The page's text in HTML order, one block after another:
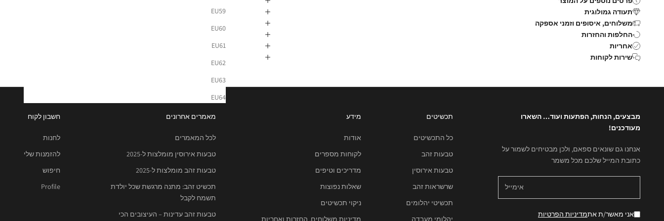
EU59
EU60
EU61
EU62
EU63
EU64
תעודה גמולוגית
משלוחים, איסופים וזמני אספקה
החלפות והחזרות
אחריות
שירות לקוחות
מבצעים, הנחות, הפתעות ועוד… השארו
מעודכנים!
אנחנו גם שונאים ספאם, ולכן מבטיחים לשמור על
כתובת המייל שלכם מכל משמר
אני מאשר/ת אתמדיניות הפרטיות
תכשיטים
כל התכשיטים
טבעות זהב
טבעות אירוסין
שרשראות זהב
תכשיטי יהלומים
יהלומי מעבדה
מידע
אודות
לקוחות מספרים
מדריכים וטיפים
שאלות נפוצות
ניקוי תכשיטים
מדיניות משלוחים, החזרות ואחריות
מאמרים אחרונים
לכל המאמרים
טבעות אירוסין מומלצות ל-2025
טבעות זהב מומלצות ל-2025
תכשיט זהב: מתנה מרגשת שכל יולדת
תשמח לקבל
טבעות זהב עדינות – העיצובים הכי
חשבון לקוח
לחנות
להזמנות שלי
חיפוש
Profile